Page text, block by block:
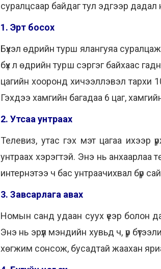
суралцсаар байдаг тул эдгээр
1. Эрт босох
Бүхэл өдрийн турш ялангуяа
бүх л өдрийн турш сэргэг байхаас
цагийн хооронд хичээллэвэл тархи
Гэхдээ хамгийн багадаа 6 цаг,
2. Утсаа унтраах
Телевиз, утас гэх мэт цагаа ихээр
унтраах хэрэгтэй. Энэ нь анхаарлаа
интернэтээ ч бас унтраачихвал бүр
3. Завсарлага авах
Номын санд удаан суух үеэр болон
Энэ нь эрүүл мэндийн хувьд ч, үр
хөгжим сонсож, бусадтай жаахан